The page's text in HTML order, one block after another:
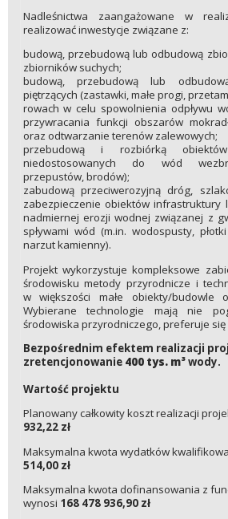
Nadleśnictwa zaangażowane w
realizować inwestycje związane z:
budową, przebudową lub odbudową
zbiorników suchych;
budową, przebudową lub
piętrzących (zastawki, małe progi,
rowach w celu spowolnienia odpływu
przywracania funkcji obszarów
oraz odtwarzanie terenów zalewowych;
przebudową i rozbiórką obiektów
niedostosowanych do wód
przepustów, brodów);
zabudową przeciwerozyjną dróg,
zabezpieczenie obiektów infrastruktury
nadmiernej erozji wodnej związanej z
spływami wód (m.in. wodospusty,
narzut kamienny).
Projekt wykorzystuje kompleksowe
środowisku metody przyrodnicze i
w większości małe obiekty/budowle
Wybierane technologie mają nie
środowiska przyrodniczego, preferuje się
Bezpośrednim efektem realizacji
zretencjonowanie 400 tys. m³wody.
Wartość projektu
Planowany całkowity koszt realizacji
932,22 zł
Maksymalna kwota wydatków
514,00 zł
Maksymalna kwota dofinansowania z
wynosi 168 478 936,90 zł